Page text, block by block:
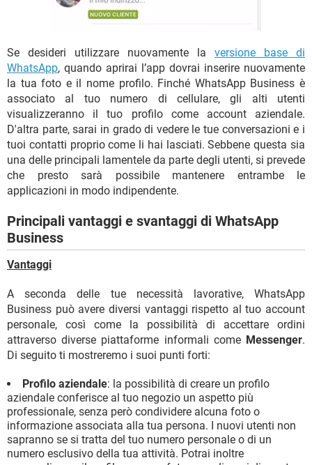
Se desideri utilizzare nuovamente la versione base di
WhatsApp, quando aprirai l’app dovrai inserire nuovamente
la tua foto e il nome profilo. Finché WhatsApp Business è
associato al tuo numero di cellulare, gli alti utenti
visualizzeranno il tuo profilo come account aziendale.
D'altra parte, sarai in grado di vedere le tue conversazioni e i
tuoi contatti proprio come li hai lasciati. Sebbene questa sia
una delle principali lamentele da parte degli utenti, si prevede
che presto sarà possibile mantenere entrambe le
applicazioni in modo indipendente.
Principali vantaggi e svantaggi di WhatsApp
Business
Vantaggi
A seconda delle tue necessità lavorative, WhatsApp
Business può avere diversi vantaggi rispetto al tuo account
personale, così come la possibilità di accettare ordini
attraverso diverse piattaforme informali come Messenger.
Di seguito ti mostreremo i suoi punti forti:
Profilo aziendale: la possibilità di creare un profilo
aziendale conferisce al tuo negozio un aspetto più
professionale, senza però condividere alcuna foto o
informazione associata alla tua persona. I nuovi utenti non
sapranno se si tratta del tuo numero personale o di un
numero esclusivo della tua attività. Potrai inoltre